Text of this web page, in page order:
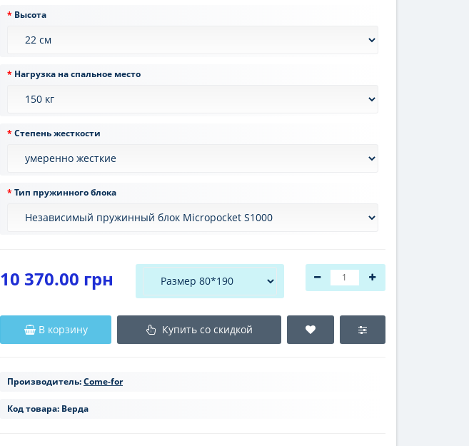
Высота
Нагрузка на спальное место
Степень жесткости
Тип пружинного блока
10 370.00 грн
В корзину Купить со скидкой
Производитель:Come-for
Код товара: Верда